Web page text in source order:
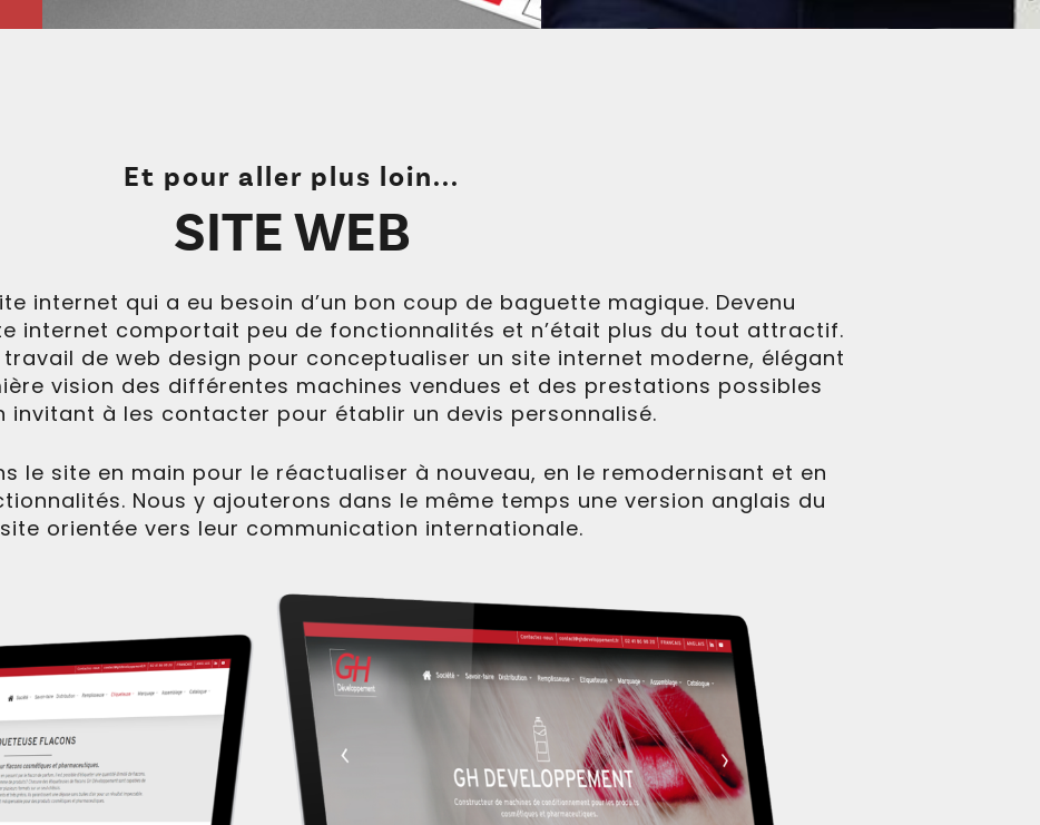
Et pour aller plus loin...
SITE WEB
internet qui a eu besoin d’un bon coup de baguette magique. Devenu
internet comportait peu de fonctionnalités et n’était plus du tout attractif.
de web design pour conceptualiser un site internet moderne, élégant
vision des différentes machines vendues et des prestations possibles
invitant à les contacter pour établir un devis personnalisé.
le site en main pour le réactualiser à nouveau, en le remodernisant et en
Nous y ajouterons dans le même temps une version anglais du
site orientée vers leur communication internationale.